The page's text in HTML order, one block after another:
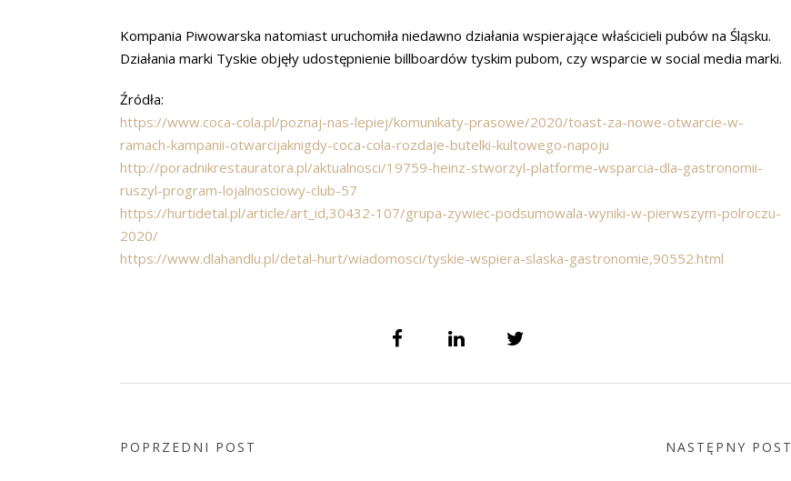
Kompania Piwowarska natomiast uruchomiła niedawno działania wspierające właścicieli pubów na Śląsku.
Działania marki Tyskie objęły udostępnienie billboardów tyskim pubom, czy wsparcie w social media marki.
Źródła:
https://www.coca-cola.pl/poznaj-nas-lepiej/komunikaty-prasowe/2020/toast-za-nowe-otwarcie-w-
ramach-kampanii-otwarcijaknigdy-coca-cola-rozdaje-butelki-kultowego-napoju
http://poradnikrestauratora.pl/aktualnosci/19759-heinz-stworzyl-platforme-wsparcia-dla-gastronomii-
ruszyl-program-lojalnosciowy-club-57
https://hurtidetal.pl/article/art_id,30432-107/grupa-zywiec-podsumowala-wyniki-w-pierwszym-polroczu-
2020/
https://www.dlahandlu.pl/detal-hurt/wiadomosci/tyskie-wspiera-slaska-gastronomie,90552.html
POPRZEDNI POST NASTĘPNY POST